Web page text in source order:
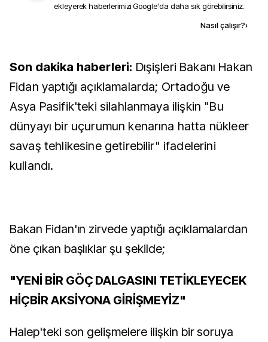
ekleyerek haberlerimizi Google'da daha sık görebilirsiniz.
Nasıl çalışır?›
Son dakika haberleri: Dışişleri Bakanı Hakan
Fidan yaptığı açıklamalarda; Ortadoğu ve
Asya Pasifik'teki silahlanmaya ilişkin "Bu
dünyayı bir uçurumun kenarına hatta nükleer
savaş tehlikesine getirebilir" ifadelerini
kullandı.
Bakan Fidan'ın zirvede yaptığı açıklamalardan
öne çıkan başlıklar şu şekilde;
"YENİ BİR GÖÇ DALGASINI TETİKLEYECEK
HİÇBİR AKSİYONA GİRİŞMEYİZ"
Halep'teki son gelişmelere ilişkin bir soruya